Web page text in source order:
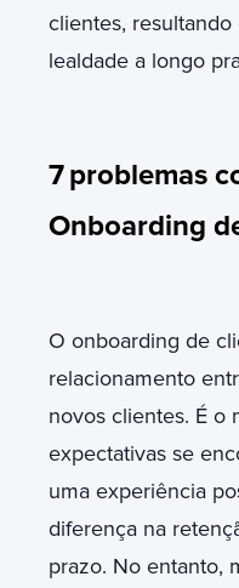
clientes,
lealdade a longo
7problemas
Onboarding
O onboarding de
relacionamento
novos clientes. É o
expectativas se
uma experiência
diferença na
prazo. No entanto,